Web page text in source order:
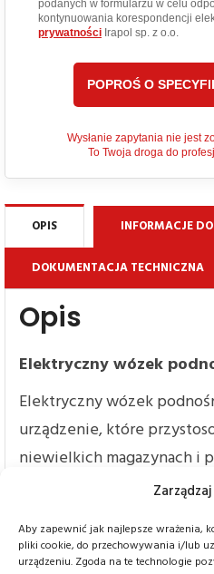
Aby zapewnić jak najlepsze wrażenia,
pliki cookie, do przechowywania i/lub
urządzeniu. Zgoda na te technologie
podanych w formularzu w celu
kontynuowania korespondencji
prywatności Irapol sp. z o.o.
Wysłanie zapytania nie jest
To Twoja droga do
OPIS INFORMACJE
DOKUMENTACJA TECHNICZNA
Opis
Elektryczny wózek
Elektryczny wózek
urządzenie, które
niewielkich magazynach i
ten pomimo swoich
konstrukcja gwarantuje